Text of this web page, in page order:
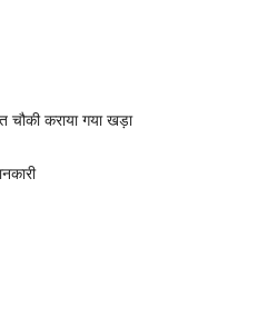
चौकी कराया गया खड़ा